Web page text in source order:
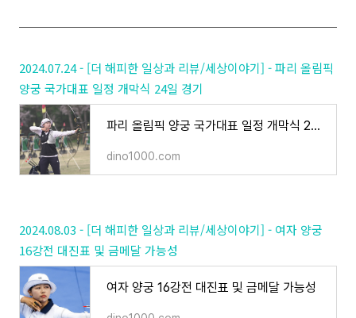
2024.07.24 - [더 해피한 일상과 리뷰/세상이야기] - 파리 올림픽
양궁 국가대표 일정 개막식 24일 경기
파리 올림픽 양궁 국가대표 일정 개막식 24일 경기
dino1000.com
2024.08.03 - [더 해피한 일상과 리뷰/세상이야기] - 여자 양궁
16강전 대진표 및 금메달 가능성
여자 양궁 16강전 대진표 및 금메달 가능성